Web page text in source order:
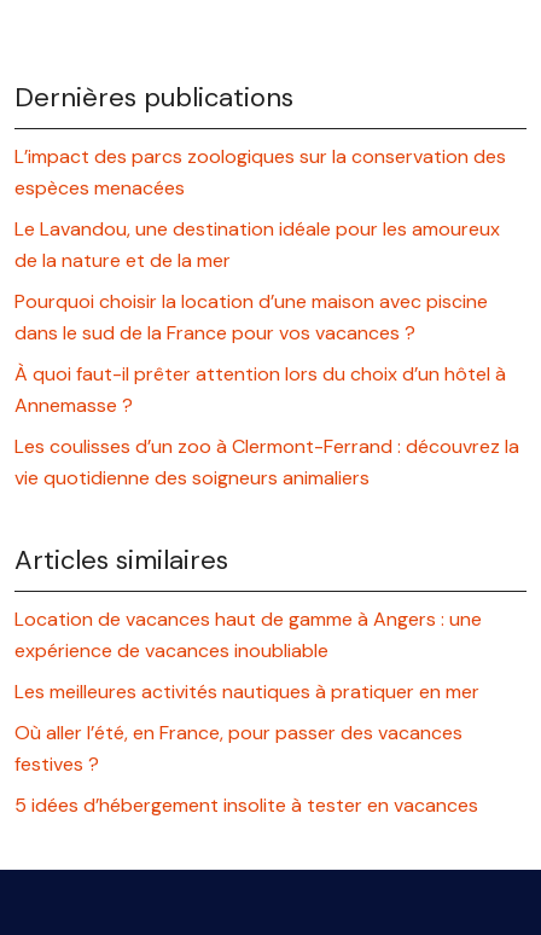
Dernières publications
L’impact des parcs zoologiques sur la conservation des
espèces menacées
Le Lavandou, une destination idéale pour les amoureux
de la nature et de la mer
Pourquoi choisir la location d’une maison avec piscine
dans le sud de la France pour vos vacances ?
À quoi faut-il prêter attention lors du choix d’un hôtel à
Annemasse ?
Les coulisses d’un zoo à Clermont-Ferrand : découvrez la
vie quotidienne des soigneurs animaliers
Articles similaires
Location de vacances haut de gamme à Angers : une
expérience de vacances inoubliable
Les meilleures activités nautiques à pratiquer en mer
Où aller l’été, en France, pour passer des vacances
festives ?
5 idées d’hébergement insolite à tester en vacances